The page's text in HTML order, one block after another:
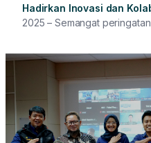
Hadirkan Inovasi dan
2025 – Semangat
Services melalui gelaran
80, yang diikuti oleh seluruh
PLN IP Services secara
reflektif sekaligus
insan PLN IP Services
andal dan berkelanjutan